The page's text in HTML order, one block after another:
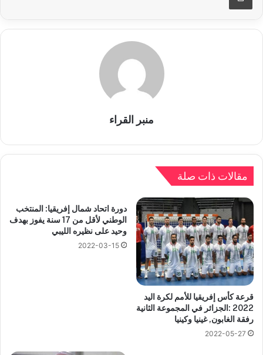
منبر القراء
مقالات ذات صلة
قرعة كأس إفريقيا للأمم لكرة اليد
2022 :الجزائر في المجموعة الثانية
رفقة الغابون, غينيا وكينيا
2022-05-27
دورة اتحاد شمال إفريقيا: المنتخب
الوطني لأقل من 17 سنة يفوز بهدف
وحيد على نظيره الليبي
2022-03-15